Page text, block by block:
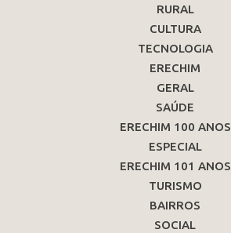
RURAL
CULTURA
TECNOLOGIA
ERECHIM
GERAL
SAÚDE
ERECHIM 100 ANOS
ESPECIAL
ERECHIM 101 ANOS
TURISMO
BAIRROS
SOCIAL